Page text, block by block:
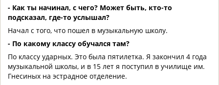
- Как ты начинал, с чего? Может быть, кто-то
подсказал, где-то услышал?
Начал с того, что пошел в музыкальную школу.
- По какому классу обучался там?
По классу ударных. Это была пятилетка. Я закончил 4 года
музыкальной школы, и в 15 лет я поступил в училище им.
Гнесиных на эстрадное отделение.